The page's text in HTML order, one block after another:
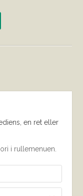
en ret eller
i rullemenuen.